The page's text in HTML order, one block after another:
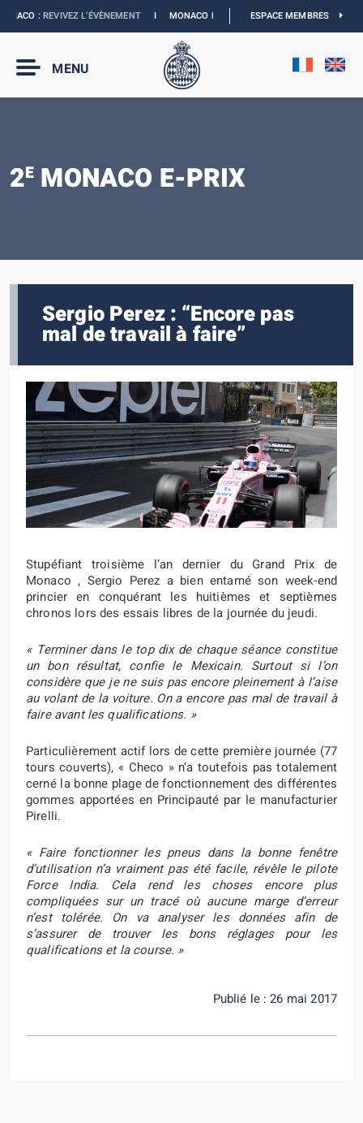
:REVIVEZ L’ÉVÈNEMENTI MONACO E-PRIX 2027 :NOUVELLES DATES
ESPACE MEMBRES
MENU
2E MONACO E-PRIX
Sergio Perez : “Encore pas
mal de travail à faire”
Stupéfiant troisième l’an dernier du Grand Prix de
Monaco , Sergio Perez a bien entamé son week-end
princier en conquérant les huitièmes et septièmes
chronos lors des essais libres de la journée du jeudi.
« Terminer dans le top dix de chaque séance constitue
un bon résultat, confie le Mexicain. Surtout si l’on
considère que je ne suis pas encore pleinement à l’aise
au volant de la voiture. On a encore pas mal de travail à
faire avant les qualifications. »
Particulièrement actif lors de cette première journée (77
tours couverts), « Checo » n’a toutefois pas totalement
cerné la bonne plage de fonctionnement des différentes
gommes apportées en Principauté par le manufacturier
Pirelli.
« Faire fonctionner les pneus dans la bonne fenêtre
d’utilisation n’a vraiment pas été facile, révèle le pilote
Force India. Cela rend les choses encore plus
compliquées sur un tracé où aucune marge d’erreur
n’est tolérée. On va analyser les données afin de
s’assurer de trouver les bons réglages pour les
qualifications et la course. »
Publié le : 26 mai 2017